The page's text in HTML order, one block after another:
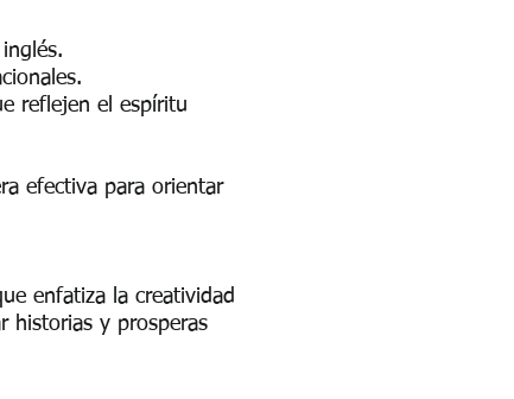
reflejen el espíritu
efectiva para orientar
enfatiza la creatividad
historias y prosperas